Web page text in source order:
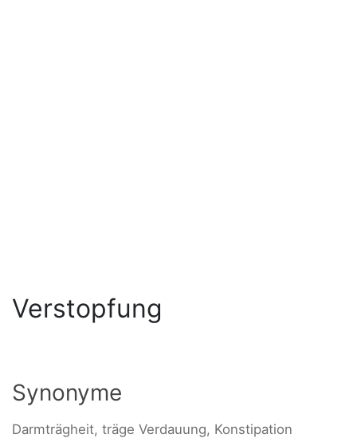
Verstopfung
Synonyme
Darmträgheit, träge Verdauung, Konstipation